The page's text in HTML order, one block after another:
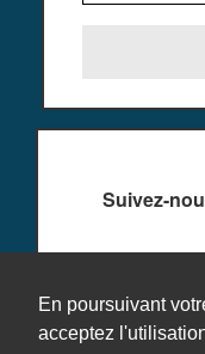
En poursuivant
acceptez
Suivez-